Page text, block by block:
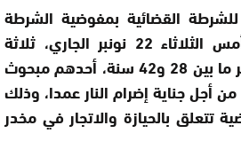
القضائية بمفوضية الشرطة
المرسى بالعيون، يوم أمس الثلاثاء 22 نونبر الجاري، ثلاثة
أشخاص يبلغون من العمر ما بين 28 و42 سنة، أحدهم مبحوث
أجل جناية إضرام النار عمدا، وذلك
تتعلق بالحيازة والاتجار في مخدر